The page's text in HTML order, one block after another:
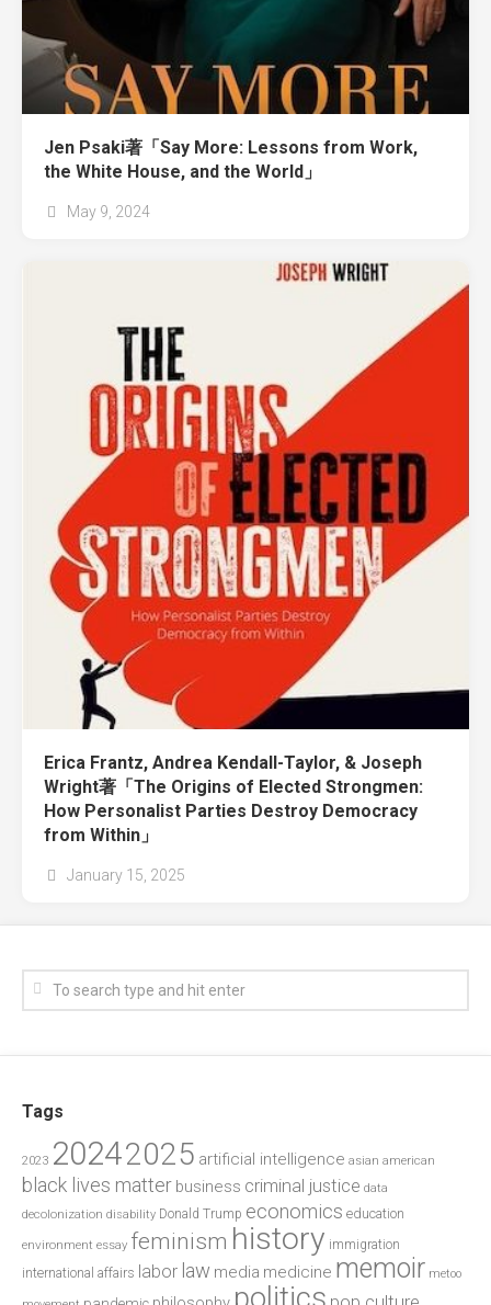
Jen Psaki著「Say More: Lessons from Work,
the White House, and the World」
May 9, 2024
Erica Frantz, Andrea Kendall-Taylor, & Joseph
Wright著「The Origins of Elected Strongmen:
How Personalist Parties Destroy Democracy
from Within」
January 15, 2025
Tags
2023 20242025 artificial intelligence asian american
black lives matter business criminal justice data
decolonization disability Donald Trump economics education
environment essay feminism history immigration
international affairs labor law media medicine memoir metoo